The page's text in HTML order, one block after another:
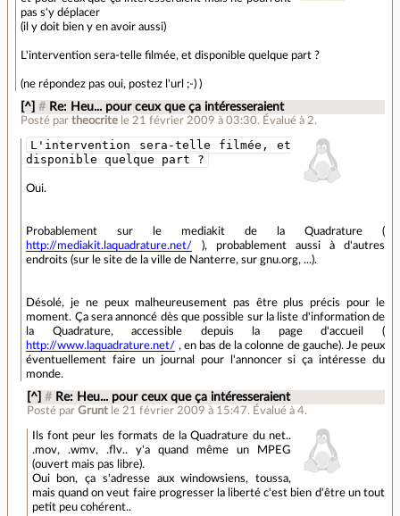
pas s'y déplacer
(il y doit bien y en avoir aussi)
L'intervention sera-telle filmée, et disponible quelque part ?
(ne répondez pas oui, postez l'url ;-) )
[^] # Re: Heu... pour ceux que ça intéresseraient
Posté partheocrite le 21 février 2009 à 03:30. Évalué à 2.
L'intervention sera-telle filmée, et
disponible quelque part ?
Oui.
Probablement sur le mediakit de la Quadrature (
http://mediakit.laquadrature.net/
), probablement aussi à d'autres
endroits (sur le site de la ville de Nanterre, sur gnu.org, ...).
Désolé, je ne peux malheureusement pas être plus précis pour le
moment. Ça sera annoncé dès que possible sur la liste d'information de
la Quadrature, accessible depuis la page d'accueil (
http://www.laquadrature.net/ , en bas de la colonne de gauche). Je peux
éventuellement faire un journal pour l'annoncer si ça intéresse du
monde.
[^] # Re: Heu... pour ceux que ça intéresseraient
Posté par Grunt le 21 février 2009 à 15:47. Évalué à 4.
Ils font peur les formats de la Quadrature du net..
.mov, .wmv, .flv.. y'a quand même un MPEG
(ouvert mais pas libre).
Oui bon, ça s'adresse aux windowsiens, toussa,
mais quand on veut faire progresser la liberté c'est bien d'être un tout
petit peu cohérent..